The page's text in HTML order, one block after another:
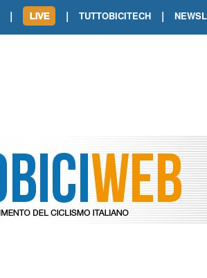
|
TOUR DE FRANCE. ORCIERES-
TOUR DE FRANCE. A VOIRON TRIONFO
| TUTTOBICITECH |